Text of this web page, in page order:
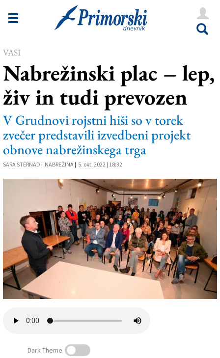
Novice
Goriška
Kultura
Šport
Še
Vreme
V Kioskih
Oglasi
Založnik
Zadruga PD
Naročnine
VASI
Nabrežinski plac – lep,
živ in tudi prevozen
V Grudnovi rojstni hiši so v torek
zvečer predstavili izvedbeni projekt
obnove nabrežinskega trga
SARA STERNAD | NABREŽINA | 5. okt. 2022 | 18:32
Dark Theme